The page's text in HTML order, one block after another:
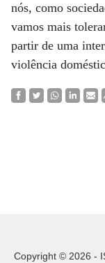
nós, como
vamos mais
partir de uma
violência
Copyright © 2026 -